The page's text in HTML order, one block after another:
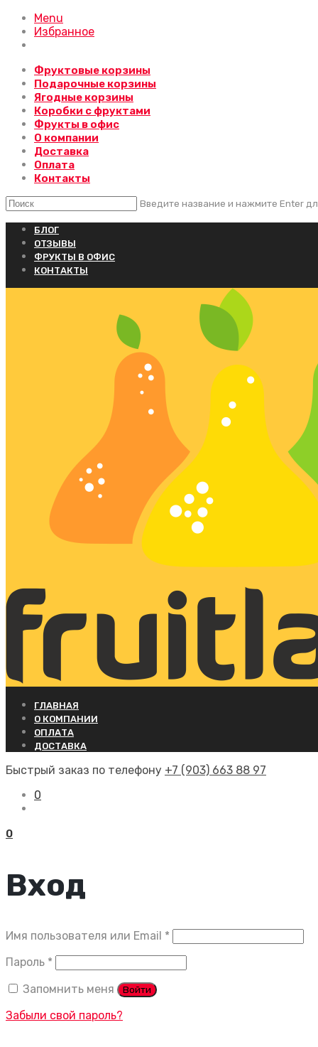
Menu
Избранное
Фруктовые корзины
Подарочные корзины
Ягодные корзины
Коробки с фруктами
Фрукты в офис
О компании
Доставка
Оплата
Контакты
Введите название и нажмите Enter
БЛОГ
ОТЗЫВЫ
ФРУКТЫ В ОФИС
КОНТАКТЫ
ГЛАВНАЯ
О КОМПАНИИ
ОПЛАТА
ДОСТАВКА
Быстрый заказ по телефону +7 (903) 663 88 97
0
0
Вход
Имя пользователя или Email *
Пароль *
Запомнить меня Войти
Забыли свой пароль?